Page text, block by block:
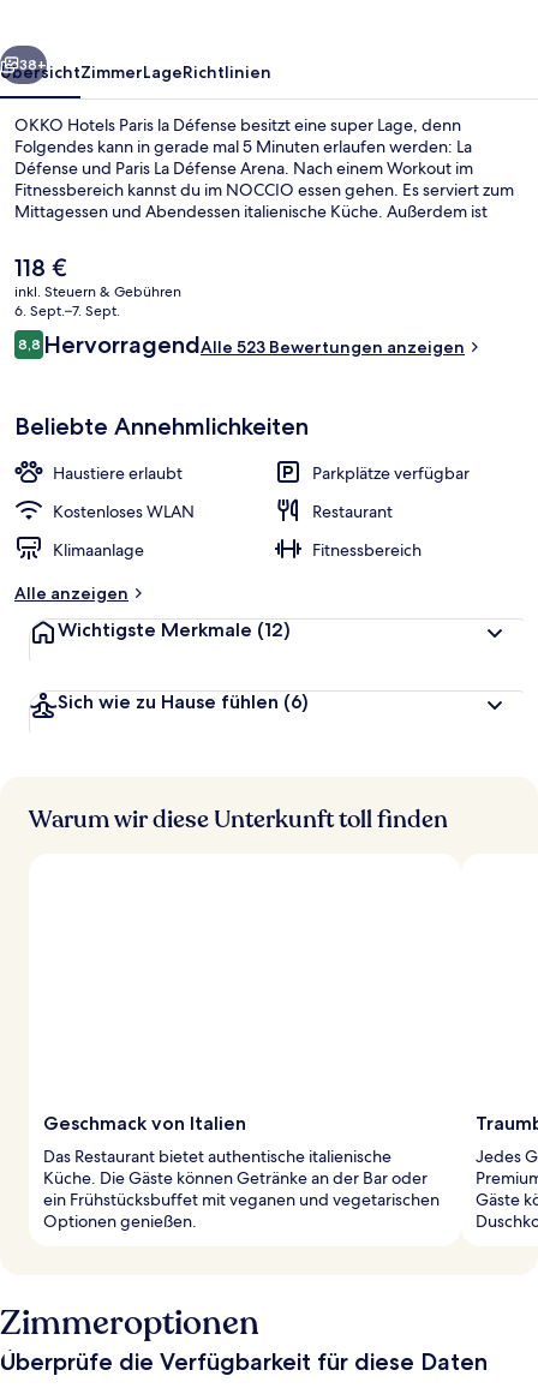
Weiter
38+
ÜbersichtZimmerLageRichtlinien
OKKO Hotels Paris la Défense besitzt eine super Lage, denn
Folgendes kann in gerade mal 5 Minuten erlaufen werden: La
Défense und Paris La Défense Arena. Nach einem Workout im
Fitnessbereich kannst du im NOCCIO essen gehen. Es serviert zum
Mittagessen und Abendessen italienische Küche. Außerdem ist
Triumphbogen und Champs-Élysées. Andere Reisende lieben das
hilfsbereite Personal. Die öffentlichen Verkehrsmittel sind nur einen
kurzen Fußmarsch entfernt: Zur RER-Station Nanterre Préfecture
sind es 8 Minuten und zur U-Bahn-Station La Défense 13 Minuten.
Der
aktuelle
Preis
beträgt
118 €.
118 €
inkl. Steuern & Gebühren
6. Sept.–7. Sept.
Bewertungen
8,88,8 von 10.
HervorragendAlle 523 Bewertungen anzeigen
Beliebte Annehmlichkeiten
Haustiere erlaubt
Parkplätze verfügbar
Kostenloses WLAN
Restaurant
Klimaanlage
Fitnessbereich
Alle anzeigen
Wichtigste Merkmale (12)
Sich wie zu Hause fühlen (6)
Warum wir diese Unterkunft toll finden
Geschmack von Italien
Das Restaurant bietet authentische italienische
Küche. Die Gäste können Getränke an der Bar oder
ein Frühstücksbuffet mit veganen und vegetarischen
Optionen genießen.
Jedes
Gäste
Zimmeroptionen
Überprüfe die Verfügbarkeit für diese Daten